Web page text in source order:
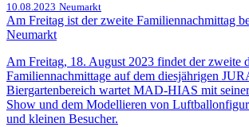
10.08.2023 Neumarkt
Am Freitag ist der zweite Familiennachmittag
Neumarkt
Am Freitag, 18. August 2023 findet der zweite
Familiennachmittage auf dem diesjährigen
Biergartenbereich wartet MAD-HIAS mit
Show und dem Modellieren von
und kleinen Besucher.